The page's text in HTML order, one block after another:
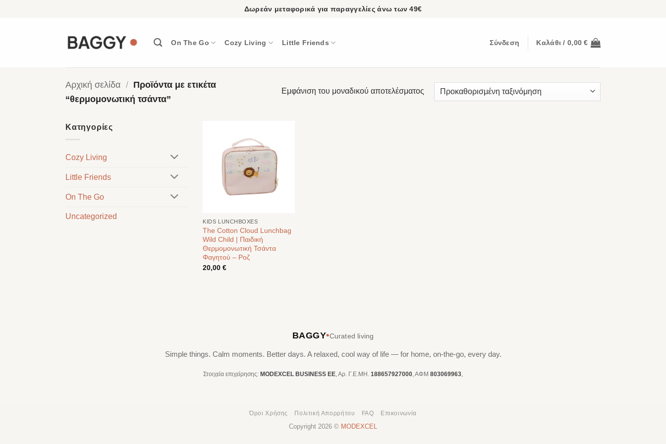
Δωρεάν μεταφορικά για παραγγελίες άνω των 49€
On The Go Cozy Living Little Friends Σύνδεση Καλάθι / 0,00€
Αρχική σελίδα / Προϊόντα με ετικέτα
“θερμομονωτική τσάντα”
Εμφάνιση του μοναδικού αποτελέσματος
Κατηγορίες
Cozy Living
Little Friends
On The Go
Uncategorized
KIDS LUNCHBOXES
The Cotton Cloud Lunchbag
Wild Child | Παιδική
Θερμομονωτική Τσάντα
Φαγητού – Ροζ
20,00€
BAGGY•Curated living
Simple things. Calm moments. Better days. A relaxed, cool way of life — for home, on-the-go, every day.
Στοιχεία επιχείρησης: MODEXCEL BUSINESS ΕΕ, Αρ. Γ.Ε.ΜΗ. 188657927000, ΑΦΜ 803069963,
Όροι Χρήσης Πολιτική Απορρήτου FAQ
Επικοινωνία
Copyright 2026 © MODEXCEL